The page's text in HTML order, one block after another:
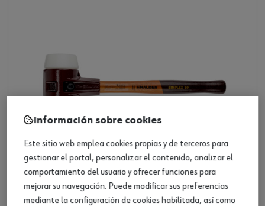
Martillo antirreb. Simplex ac. carc. plst.-
Información sobre cookies
Este sitio web emplea cookies propias y de terceros para
gestionar el portal, personalizar el contenido, analizar el
comportamiento del usuario y ofrecer funciones para
mejorar su navegación. Puede modificar sus preferencias
mediante la configuración de cookies habilitada, así como